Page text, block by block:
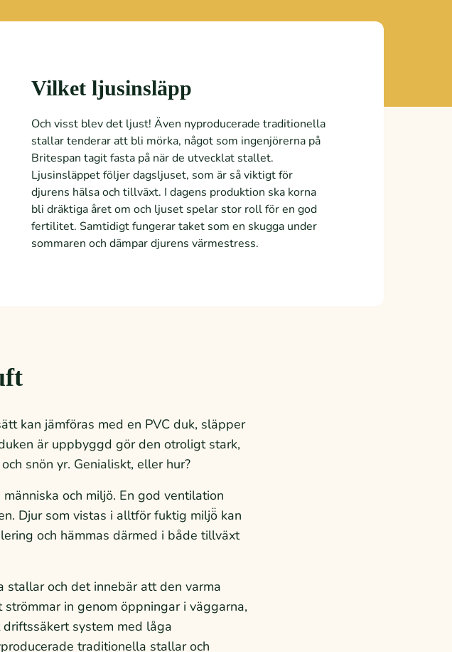
Vilket ljusinsläpp
Och visst blev det ljust! Även nyproducerade traditionella
stallar tenderar att bli mörka, något som ingenjörerna på
Britespan tagit fasta på när de utvecklat stallet.
Ljusinsläppet följer dagsljuset, som är så viktigt för
djurens hälsa och tillväxt. I dagens produktion ska korna
bli dräktiga året om och ljuset spelar stor roll för en god
fertilitet. Samtidigt fungerar taket som en skugga under
sommaren och dämpar djurens värmestress.
kan jämföras med en PVC duk, släpper
är uppbyggd gör den otroligt stark,
snön yr. Genialiskt, eller hur?
och miljö. En god ventilation
Djur som vistas i alltför fuktig miljö̈ kan
och hämmas därmed i både tillväxt
och det innebär att den varma
in genom öppningar i väggarna,
system med låga
traditionella stallar och